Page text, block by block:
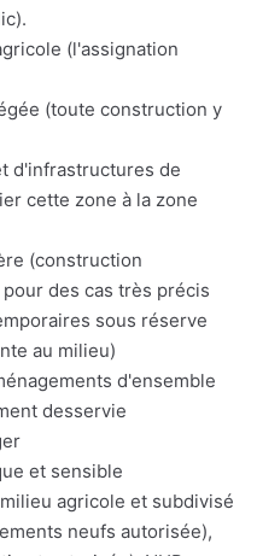
(l'assignation
(toute construction y
d'infrastructures de
cette zone à la zone
(construction
des cas très précis
sous réserve
au milieu)
d'ensemble
desservie
et sensible
agricole et subdivisé
neufs autorisée),